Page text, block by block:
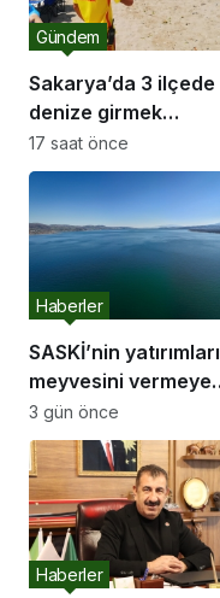
Sakarya’da 3 ilçede
denize girmek
yasaklandı
Gündem
17 saat önce
SASKİ’nin yatırımları
meyvesini vermeye
başladı:
Haberler
3 gün önce
Haberler